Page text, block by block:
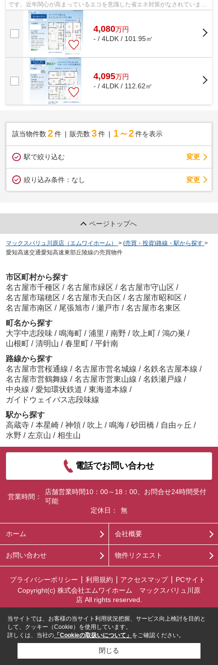
です。近年関心が高まっているエコを意識した省エネ対策がなされていま
す。地盤が弱いと大惨事になりかねません...
4,080万円
- / 4LDK / 101.95㎡
4,095万円
- / 4LDK / 112.62㎡
該当物件数 2件 販売数 3 件 1～2 件を表示
駅で絞り込む 変更
絞り込み条件： なし 変更
ページトップへ
マックスバリュ川原店（エムワイホーム） > (売買・投資)路線・駅から探す >
愛知高速交通愛知高速東部丘陵線の売買物件
市区町村から探す
名古屋市千種区 / 名古屋市緑区 / 名古屋市守山区 /
名古屋市瑞穂区 / 名古屋市天白区 / 名古屋市昭和区 /
名古屋市南区 / 尾張旭市 / 瀬戸市 / 名古屋市名東区
町名から探す
大字中志段味 / 鳴海町 / 浦里 / 南野 / 吹上町 / 鴻の巣 /
山根町 / 清明山 / 春里町 / 平針南
路線から探す
名古屋市営桜通線 / 名古屋市営名城線 / 名鉄名古屋本線 /
名古屋市営鶴舞線 / 名古屋市営東山線 / 名鉄瀬戸線 /
中央線 / 愛知環状鉄道 / 東海道本線 /
ガイドウェイバス志段味線
駅から探す
高蔵寺 / 本星崎 / 神領 / 吹上 / 鳴海 / 砂田橋 / 自由ヶ丘 /
水野 / 左京山 / 相生山
電話でお問い合わせ
営業時間：
店舗営業時間10：00～18：00、お問合せ24時間受付
可能
定休日：
無
ホーム 会社概要
お問い合わせ 物件リクエスト
プライバシーポリシー 利用規約 アクセスマップ
PCサイト
Copyright(c) 株式会社エムワイホーム マックスバリュ川原
店 All rights reserved.
当サイトでは、お客様の当サイト利用状況把握、サービス向上検討を目的と
して、クッキー（Cookie）を使用しています。
詳しくは、当社の 「Cookieの取扱いについて」 をご確認ください。
閉じる